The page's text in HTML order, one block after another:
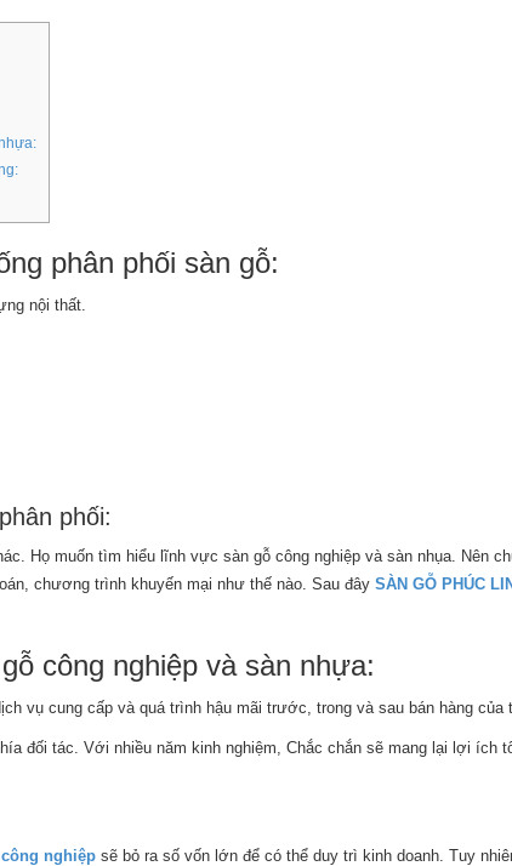
phân phối sàn gỗ:
nội thất.
phối:
Họ muốn tìm hiểu lĩnh vực sàn gỗ công nghiệp và sàn nhụa. Nên
chương trình khuyến mại như thế nào. Sau đây SÀN GỖ PHÚC
công nghiệp và sàn nhựa:
vụ cung cấp và quá trình hậu mãi trước, trong và sau bán hàng
đối tác. Với nhiều năm kinh nghiệm, Chắc chắn sẽ mang lại lợi ích
nghiệp sẽ bỏ ra số vốn lớn để có thể duy trì kinh doanh. Tuy